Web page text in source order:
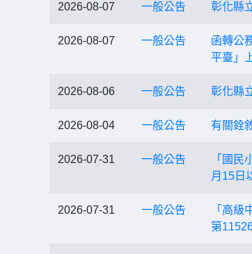
2026-08-07 一般公告 彰化縣
2026-08-07 一般公告
函轉公
平臺」
2026-08-06 一般公告 彰化縣
2026-08-04 一般公告 有關銓
2026-07-31 一般公告
「國
月15日
2026-07-31 一般公告
「高
第